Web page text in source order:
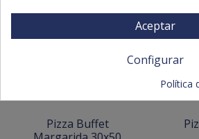
Pizza Buffet
Aceptar
Configurar
Política